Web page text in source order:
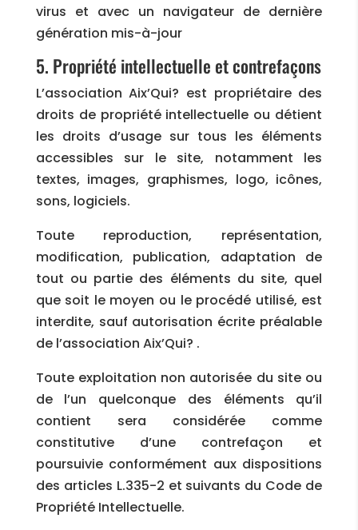
virus et avec un navigateur de dernière
génération mis-à-jour
5. Propriété intellectuelle et contrefaçons
L’association Aix’Qui? est propriétaire des
droits de propriété intellectuelle ou détient
les droits d’usage sur tous les éléments
accessibles sur le site, notamment les
textes, images, graphismes, logo, icônes,
sons, logiciels.
Toute reproduction, représentation,
modification, publication, adaptation de
tout ou partie des éléments du site, quel
que soit le moyen ou le procédé utilisé, est
interdite, sauf autorisation écrite préalable
de l’association Aix’Qui? .
Toute exploitation non autorisée du site ou
de l’un quelconque des éléments qu’il
contient sera considérée comme
constitutive d’une contrefaçon et
poursuivie conformément aux dispositions
des articles L.335-2 et suivants du Code de
Propriété Intellectuelle.